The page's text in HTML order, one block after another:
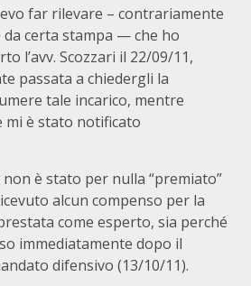
far rilevare – contrariamente
certa stampa — che ho
l’avv. Scozzari il 22/09/11,
passata a chiedergli la
tale incarico, mentre
mi è stato notificato
non è stato per nulla “premiato”
alcun compenso per la
come esperto, sia perché
immediatamente dopo il
difensivo (13/10/11).